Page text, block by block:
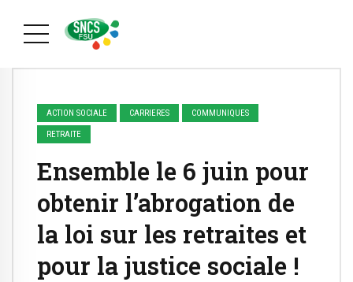
ACTION SOCIALE CARRIERES COMMUNIQUES
RETRAITE
Ensemble le 6 juin pour
obtenir l’abrogation de
la loi sur les retraites et
pour la justice sociale !